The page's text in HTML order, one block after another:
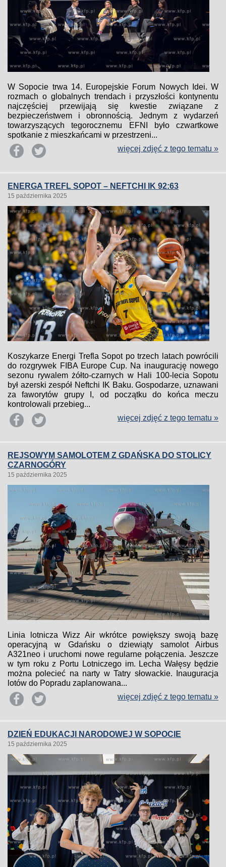
W Sopocie trwa 14. Europejskie Forum Nowych Idei. W
rozmach o globalnych trendach i przyszłości kontynentu
najczęściej przewijają się kwestie związane z
bezpieczeństwem i obronnością. Jednym z wydarzeń
towarzyszących tegorocznemu EFNI było czwartkowe
spotkanie z mieszkańcami w przestrzeni...
więcej zdjęć z tego tematu »
ENERGA TREFL SOPOT – NEFTCHI IK 92:63
15 października 2025
Koszykarze Energi Trefla Sopot po trzech latach powrócili
do rozgrywek FIBA Europe Cup. Na inaugurację nowego
sezonu rywalem żółto-czarnych w Hali 100-lecia Sopotu
był azerski zespół Neftchi IK Baku. Gospodarze, uznawani
za faworytów grupy I, od początku do końca meczu
kontrolowali przebieg...
więcej zdjęć z tego tematu »
REJSOWYM SAMOLOTEM Z GDAŃSKA DO STOLICY
CZARNOGÓRY
15 października 2025
Linia lotnicza Wizz Air wkrótce powiększy swoją bazę
operacyjną w Gdańsku o dziewiąty samolot Airbus
A321neo i uruchomi nowe regularne połączenia. Jeszcze
w tym roku z Portu Lotniczego im. Lecha Wałęsy będzie
można polecieć na narty w Tatry słowackie. Inauguracja
lotów do Popradu zaplanowana...
więcej zdjęć z tego tematu »
DZIEŃ EDUKACJI NARODOWEJ W SOPOCIE
15 października 2025